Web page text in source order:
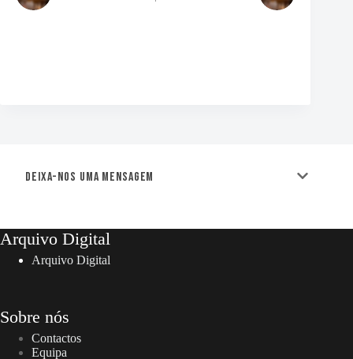
Deixa-nos uma mensagem
Arquivo Digital
Arquivo Digital
Sobre nós
Contactos
Equipa